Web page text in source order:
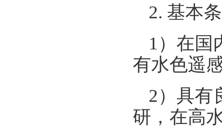
2. 基本
1）在国
有水色遥
2）具有
研，在高